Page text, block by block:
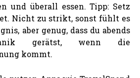
und überall essen. Tipp: Setz
Nicht zu strikt, sonst fühlt es
aber genug, dass du abends
gerätst, wenn die
kommt.